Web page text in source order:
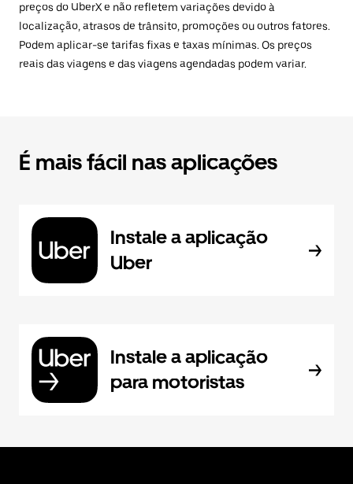
preços do UberX e não refletem variações devido à
localização, atrasos de trânsito, promoções ou outros fatores.
Podem aplicar-se tarifas fixas e taxas mínimas. Os preços
reais das viagens e das viagens agendadas podem variar.
É mais fácil nas aplicações
Instale a aplicação
Uber
Instale a aplicação
para motoristas